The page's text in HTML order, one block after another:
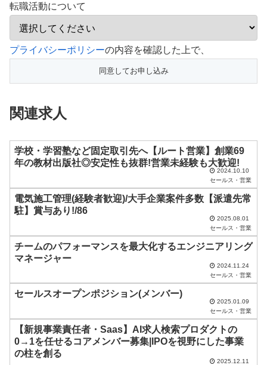
転職活動について
こ
フ
ー
ド
は
の
ま
ま
に
て
く
だ
い
プライバシーポリシーの内容を確認した上で、
関連求人
学校・学習塾など固定取引先へ【ルート営業】創業69
年の教材出版社◎安定性も抜群!営業未経験も大歓迎!
2024.10.10
セールス・営業
電気施工管理(経験者歓迎)/大手企業案件多数【派遣先常
駐】賞与あり!/86
2025.08.01
セールス・営業
チームのパフォーマンスを最大化するエンジニアリング
マネージャー
2024.11.24
セールス・営業
セールスオープンポジション(メンバー)
2025.01.09
セールス・営業
【新規事業責任者・Saas】AI求人検索プロダクトの
0→1を任せるコアメンバー募集|IPOを視野にした事業
の柱を創る
2025.12.11